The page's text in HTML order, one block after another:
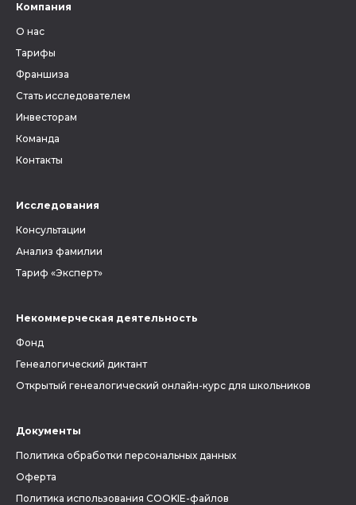
Компания
О нас
Тарифы
Франшиза
Стать исследователем
Инвесторам
Команда
Контакты
Исследования
Консультации
Анализ фамилии
Тариф «Эксперт»
Некоммерческая деятельность
Фонд
Генеалогический диктант
Открытый генеалогический онлайн-курс для школьников
Документы
Политика обработки персональных данных
Оферта
Политика использования COOKIE-файлов